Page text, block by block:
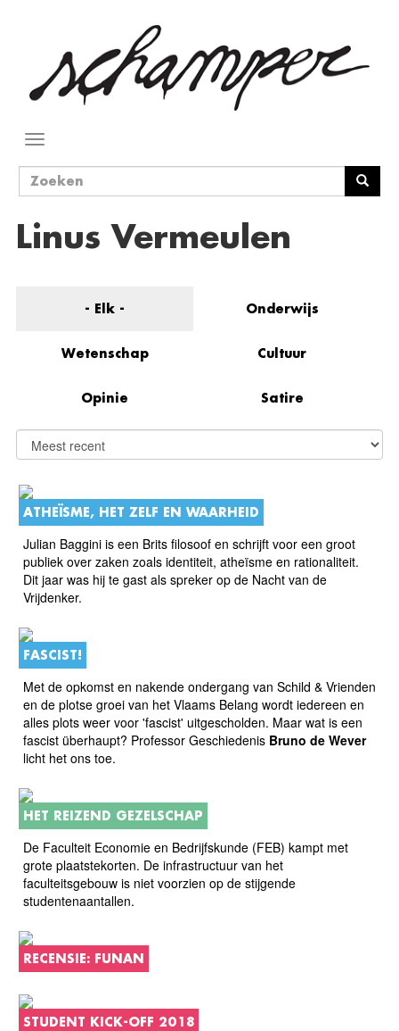
inhoud
Navigatie
Zoekveld
Linus Vermeulen
- Elk - Onderwijs
Wetenschap Cultuur
Opinie Satire
ATHEÏSME, HET ZELF EN WAARHEID
Julian Baggini is een Brits filosoof en schrijft voor een groot
publiek over zaken zoals identiteit, atheïsme en rationaliteit.
Dit jaar was hij te gast als spreker op de Nacht van de
Vrijdenker.
FASCIST!
Met de opkomst en nakende ondergang van Schild & Vrienden
en de plotse groei van het Vlaams Belang wordt iedereen en
alles plots weer voor 'fascist' uitgescholden. Maar wat is een
fascist überhaupt? Professor Geschiedenis Bruno de Wever
licht het ons toe.
HET REIZEND GEZELSCHAP
De Faculteit Economie en Bedrijfskunde (FEB) kampt met
grote plaatstekorten. De infrastructuur van het
faculteitsgebouw is niet voorzien op de stijgende
studentenaantallen.
RECENSIE: FUNAN
STUDENT KICK-OFF 2018